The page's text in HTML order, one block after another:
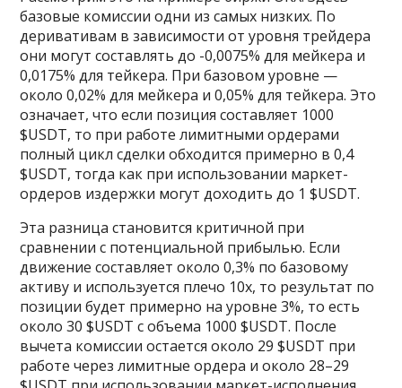
базовые комиссии одни из самых низких. По
деривативам в зависимости от уровня трейдера
они могут составлять до -0,0075% для мейкера и
0,0175% для тейкера. При базовом уровне —
около 0,02% для мейкера и 0,05% для тейкера. Это
означает, что если позиция составляет 1000
$USDT, то при работе лимитными ордерами
полный цикл сделки обходится примерно в 0,4
$USDT, тогда как при использовании маркет-
ордеров издержки могут доходить до 1 $USDT.
Эта разница становится критичной при
сравнении с потенциальной прибылью. Если
движение составляет около 0,3% по базовому
активу и используется плечо 10х, то результат по
позиции будет примерно на уровне 3%, то есть
около 30 $USDT с объема 1000 $USDT. После
вычета комиссии остается около 29 $USDT при
работе через лимитные ордера и около 28–29